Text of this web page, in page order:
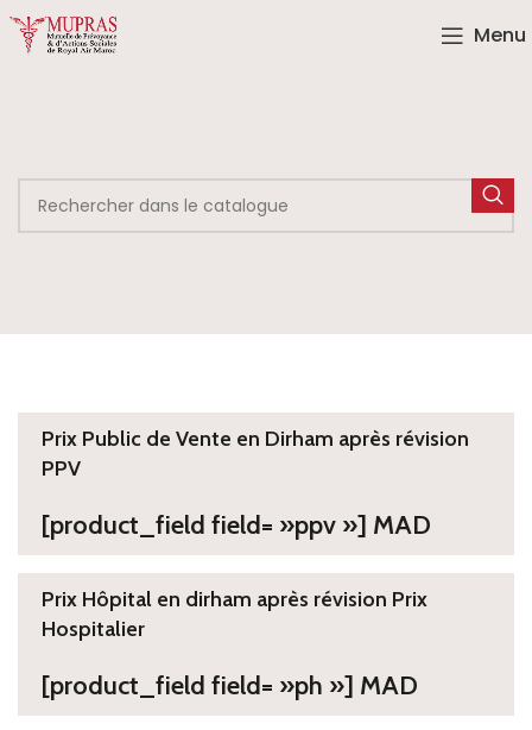
Menu
Prix Public de Vente en Dirham après révision
PPV
[product_field field= »ppv »] MAD
Prix Hôpital en dirham après révision Prix
Hospitalier
[product_field field= »ph »] MAD